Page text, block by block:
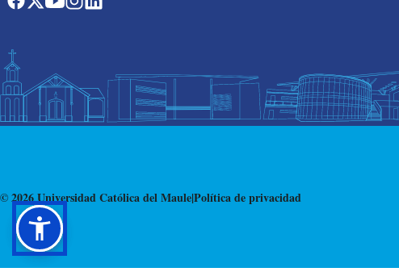
© 2026 Universidad Católica del Maule|Política de privacidad